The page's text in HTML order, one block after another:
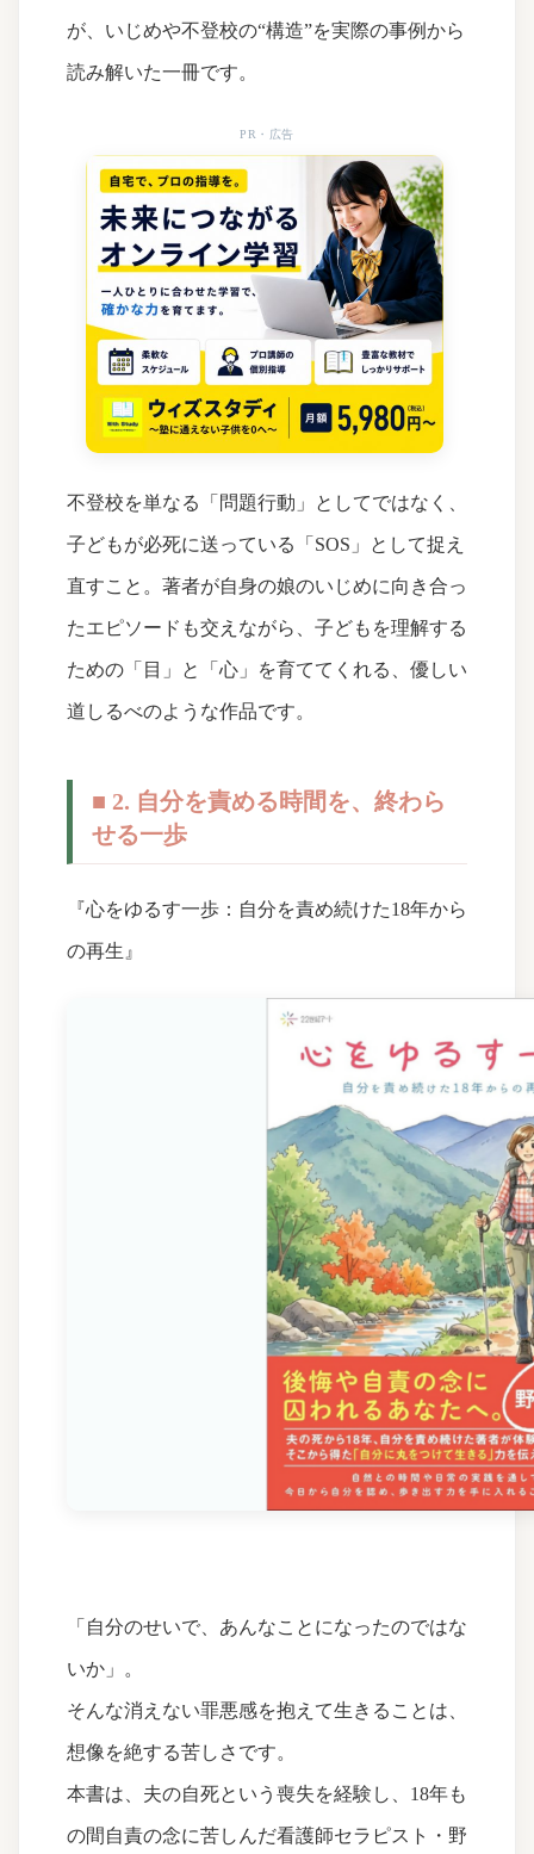
が、いじめや不登校の“構造”を実際の事例から
読み解いた一冊です。
PR・広告
不登校を単なる「問題行動」としてではなく、
子どもが必死に送っている「SOS」として捉え
直すこと。著者が自身の娘のいじめに向き合っ
たエピソードも交えながら、子どもを理解する
ための「目」と「心」を育ててくれる、優しい
道しるべのような作品です。
■ 2. 自分を責める時間を、終わら
せる一歩
『心をゆるす一歩：自分を責め続けた18年から
の再生』
「自分のせいで、あんなことになったのではな
いか」。
そんな消えない罪悪感を抱えて生きることは、
想像を絶する苦しさです。
本書は、夫の自死という喪失を経験し、18年も
の間自責の念に苦しんだ看護師セラピスト・野